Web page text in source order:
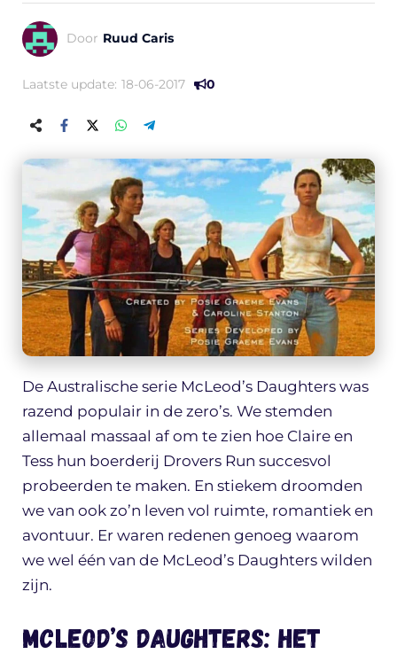
Door Ruud Caris
Laatste update: 18-06-2017 0
De Australische serie McLeod’s Daughters was
razend populair in de zero’s. We stemden
allemaal massaal af om te zien hoe Claire en
Tess hun boerderij Drovers Run succesvol
probeerden te maken. En stiekem droomden
we van ook zo’n leven vol ruimte, romantiek en
avontuur. Er waren redenen genoeg waarom
we wel één van de McLeod’s Daughters wilden
zijn.
McLeod’s Daughters: Het